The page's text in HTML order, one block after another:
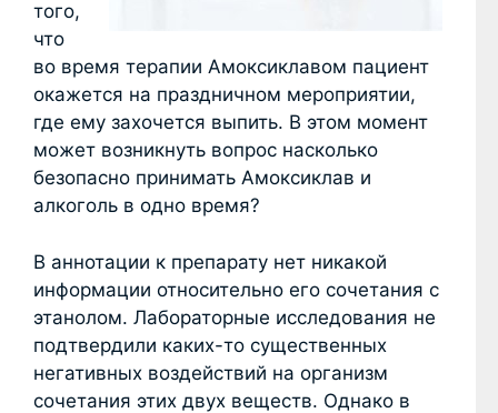
того,
что
во время терапии Амоксиклавом пациент
окажется на праздничном мероприятии,
где ему захочется выпить. В этом момент
может возникнуть вопрос насколько
безопасно принимать Амоксиклав и
алкоголь в одно время?
В аннотации к препарату нет никакой
информации относительно его сочетания с
этанолом. Лабораторные исследования не
подтвердили каких-то существенных
негативных воздействий на организм
сочетания этих двух веществ. Однако в